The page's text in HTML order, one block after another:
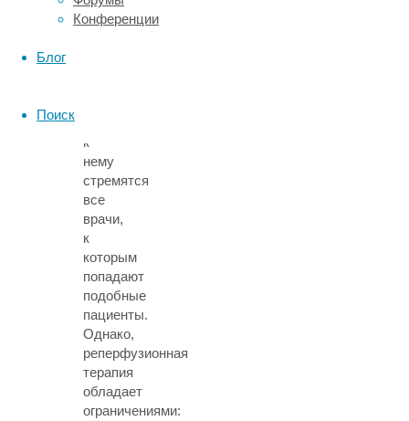
Конференции
Блог
Поиск
свою
к
нему
стремятся
все
врачи,
к
которым
попадают
подобные
пациенты.
Однако,
реперфузионная
терапия
обладает
ограничениями: